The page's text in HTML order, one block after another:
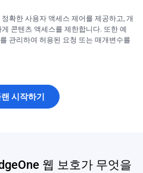
확한 사용자 액세스 제어를 제공하고, 개
콘텐츠 액세스를 제한합니다. 또한 예
관리하여 허용된 요청 또는 매개변수를
시작하기
웹 보호가 무엇을